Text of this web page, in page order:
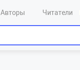
Авторы Читатели